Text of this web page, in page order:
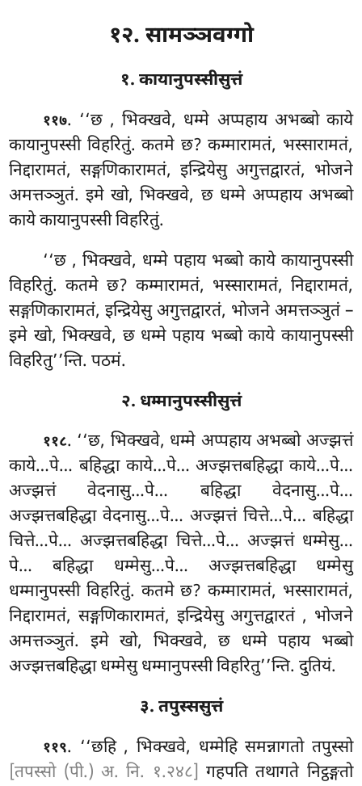
१२. सामञ्ञवग्गो
१. कायानुपस्सीसुत्तं
११७. ‘‘छ , भिक्खवे, धम्मे अप्पहाय अभब्बो काये
कायानुपस्सी विहरितुं. कतमे छ? कम्मारामतं, भस्सारामतं,
निद्दारामतं, सङ्गणिकारामतं, इन्द्रियेसु अगुत्तद्वारतं, भोजने
अमत्तञ्ञुतं. इमे खो, भिक्खवे, छ धम्मे अप्पहाय अभब्बो
काये कायानुपस्सी विहरितुं.
‘‘छ , भिक्खवे, धम्मे पहाय भब्बो काये कायानुपस्सी
विहरितुं. कतमे छ? कम्मारामतं, भस्सारामतं, निद्दारामतं,
सङ्गणिकारामतं, इन्द्रियेसु अगुत्तद्वारतं, भोजने अमत्तञ्ञुतं –
इमे खो, भिक्खवे, छ धम्मे पहाय भब्बो काये कायानुपस्सी
विहरितु’’न्ति. पठमं.
२. धम्मानुपस्सीसुत्तं
११८. ‘‘छ, भिक्खवे, धम्मे अप्पहाय अभब्बो अज्झत्तं
काये…पे… बहिद्धा काये…पे… अज्झत्तबहिद्धा काये…पे…
अज्झत्तं वेदनासु…पे… बहिद्धा वेदनासु…पे…
अज्झत्तबहिद्धा वेदनासु…पे… अज्झत्तं चित्ते…पे… बहिद्धा
चित्ते…पे… अज्झत्तबहिद्धा चित्ते…पे… अज्झत्तं धम्मेसु…
पे… बहिद्धा धम्मेसु…पे… अज्झत्तबहिद्धा धम्मेसु
धम्मानुपस्सी विहरितुं. कतमे छ? कम्मारामतं, भस्सारामतं,
निद्दारामतं, सङ्गणिकारामतं, इन्द्रियेसु अगुत्तद्वारतं , भोजने
अमत्तञ्ञुतं. इमे खो, भिक्खवे, छ धम्मे पहाय भब्बो
अज्झत्तबहिद्धा धम्मेसु धम्मानुपस्सी विहरितु’’न्ति. दुतियं.
३. तपुस्ससुत्तं
११९. ‘‘छहि , भिक्खवे, धम्मेहि समन्नागतो तपुस्सो
[तपस्सो (पी.) अ. नि. १.२४८] गहपति तथागते निट्ठङ्गतो